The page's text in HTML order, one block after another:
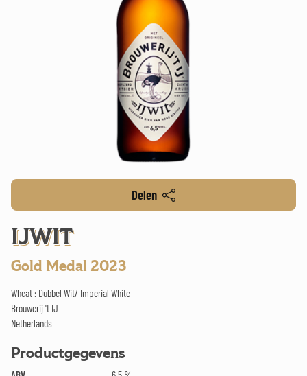
Delen
IJWIT
Gold Medal 2023
Wheat : Dubbel Wit/ Imperial White
Brouwerij 't IJ
Netherlands
Productgegevens